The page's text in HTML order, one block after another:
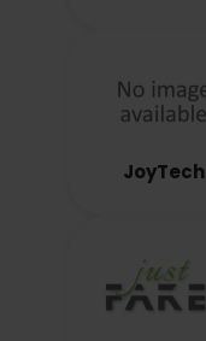
JoyTech